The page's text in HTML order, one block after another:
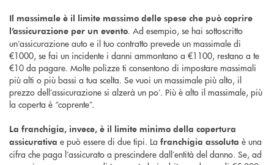
Il massimale è il limite massimo delle spese che può coprire
l’assicurazione per un evento. Ad esempio, se hai sottoscritto
un’assicurazione auto e il tuo contratto prevede un massimale di
€1000, se fai un incidente i danni ammontano a €1100, restano a te
€10 da pagare. Molte polizze ti consentono di impostare massimali
più alti o più bassi a tua scelta. Se vuoi un massimale più alto, il
prezzo dell’assicurazione si alzerà un po’. Più è alto il massimale, più
la coperta è “coprente”.
La franchigia, invece, è il limite minimo della copertura
assicurativa e può essere di due tipi. La franchigia assoluta è una
cifra che paga l’assicurato a prescindere dall’entità del danno. Se, ad